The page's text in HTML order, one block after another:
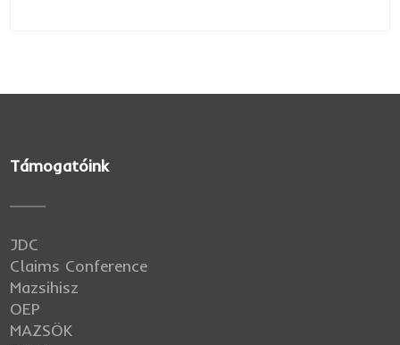
Támogatóink
JDC
Claims Conference
Mazsihisz
OEP
MAZSÖK